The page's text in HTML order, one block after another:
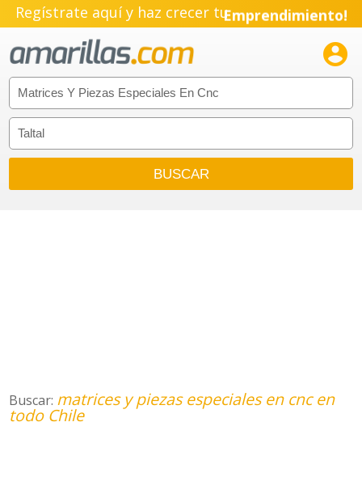
Regístrate aquí y haz crecer tuEmprendimiento!

Buscar: matrices y piezas especiales en cnc en
todo Chile